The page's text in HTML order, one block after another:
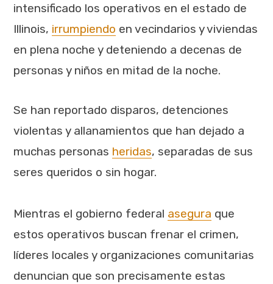
intensificado los operativos en el estado de
Illinois, irrumpiendo en vecindarios y viviendas
en plena noche y deteniendo a decenas de
personas y niños en mitad de la noche.
Se han reportado disparos, detenciones
violentas y allanamientos que han dejado a
muchas personas heridas, separadas de sus
seres queridos o sin hogar.
Mientras el gobierno federal asegura que
estos operativos buscan frenar el crimen,
líderes locales y organizaciones comunitarias
denuncian que son precisamente estas